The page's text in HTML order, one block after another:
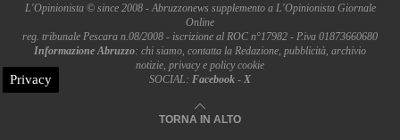
L'Opinionista © since 2008 - Abruzzonews supplemento a L'Opinionista Giornale
Online
reg. tribunale Pescara n.08/2008 - iscrizione al ROC n°17982 - P.iva 01873660680
Informazione Abruzzo: chi siamo, contatta la Redazione, pubblicità, archivio
notizie, privacy e policy cookie
SOCIAL: Facebook - X
Privacy
TORNA IN ALTO